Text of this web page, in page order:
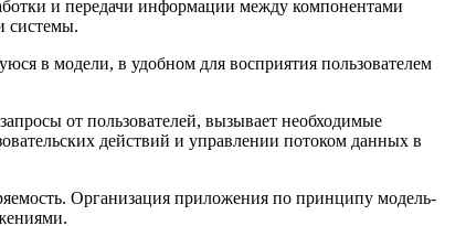
и передачи информации между компонентами
системы.
в модели, в удобном для восприятия пользователем
от пользователей, вызывает необходимые
действий и управлении потоком данных в
Организация приложения по принципу модель-